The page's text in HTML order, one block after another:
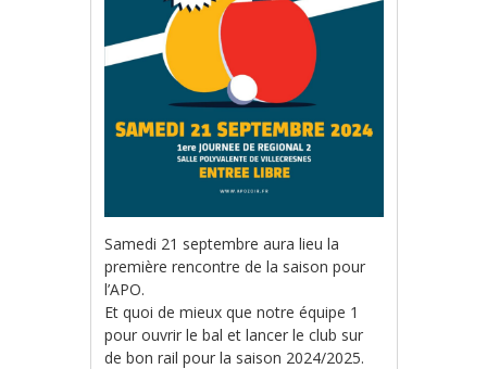
Samedi 21 septembre aura lieu la
première rencontre de la saison pour
l’APO.
Et quoi de mieux que notre équipe 1
pour ouvrir le bal et lancer le club sur
de bon rail pour la saison 2024/2025.